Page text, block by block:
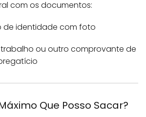
com os documentos:
de identidade com foto
ou outro comprovante de
Que Posso Sacar?